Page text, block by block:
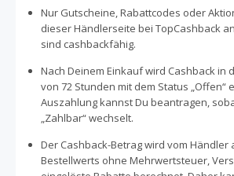
Nur Gutscheine, Rabattcodes oder
dieser Händlerseite bei TopCashback
sind cashbackfähig.
Nach Deinem Einkauf wird Cashback in
von 72 Stunden mit dem Status „Offen“
Auszahlung kannst Du beantragen,
„Zahlbar“ wechselt.
Der Cashback-Betrag wird vom Händler
Bestellwerts ohne Mehrwertsteuer,